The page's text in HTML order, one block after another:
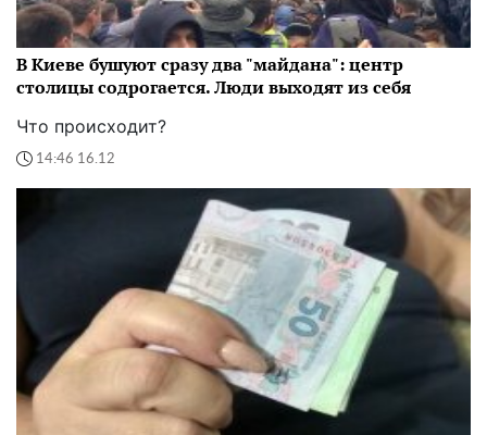
В Киеве бушуют сразу два "майдана": центр
столицы содрогается. Люди выходят из себя
Что происходит?
14:46 16.12